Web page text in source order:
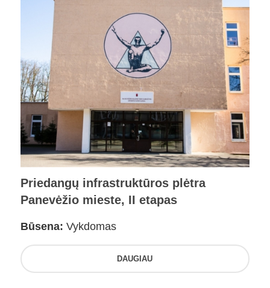
Priedangų infrastruktūros plėtra
Panevėžio mieste, II etapas
Būsena: Vykdomas
DAUGIAU